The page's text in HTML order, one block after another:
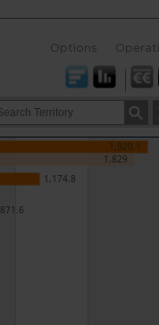
Options
1,920.1
1,174.8
871.6
1,829